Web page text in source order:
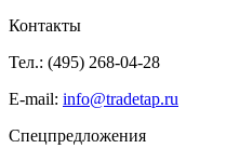
Контакты
Тел.: (495) 268-04-28
E-mail: info@tradetap.ru
Спецпредложения